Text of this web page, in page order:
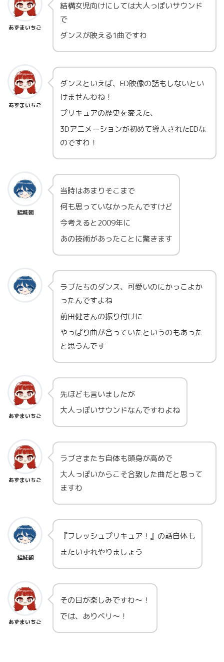
あずまいちご
結構女児向けにしては大人っぽいサウンド
で
ダンスが映える1曲ですわ
あずまいちご
ダンスといえば、ED映像の話もしないとい
けませんわね！
プリキュアの歴史を変えた、
3Dアニメーションが初めて導入されたEDな
のですわ！
結城朝
当時はあまりそこまで
何も思っていなかったんですけど
今考えると2009年に
あの技術があったことに驚きます
ラブたちのダンス、可愛いのにかっこよか
ったんですよね
前田健さんの振り付けに
やっぱり曲が合っていたというのもあった
と思うんです
あずまいちご
先ほども言いましたが
大人っぽいサウンドなんですわよね
あずまいちご
ラブさまたち自体も頭身が高めで
大人っぽいからこそ合致した曲だと思って
ますわ
結城朝
『フレッシュプリキュア！』の話自体も
またいずれやりましょう
あずまいちご
その日が楽しみですわ～！
では、ありベリ～！